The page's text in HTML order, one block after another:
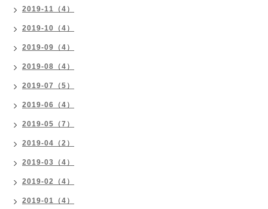
2019-11（4）
2019-10（4）
2019-09（4）
2019-08（4）
2019-07（5）
2019-06（4）
2019-05（7）
2019-04（2）
2019-03（4）
2019-02（4）
2019-01（4）